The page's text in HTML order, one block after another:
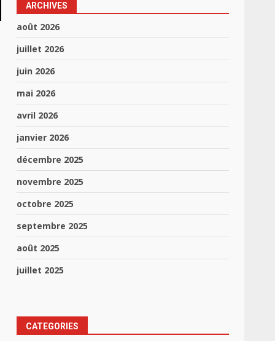
ARCHIVES
août 2026
juillet 2026
juin 2026
mai 2026
avril 2026
janvier 2026
décembre 2025
novembre 2025
octobre 2025
septembre 2025
août 2025
juillet 2025
CATEGORIES